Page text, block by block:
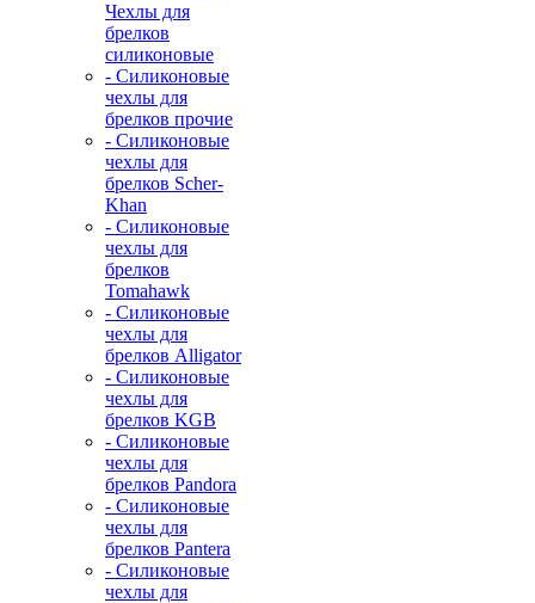
Чехлы для
брелков
силиконовые
- Силиконовые
чехлы для
брелков прочие
- Силиконовые
чехлы для
брелков Scher-
Khan
- Силиконовые
чехлы для
брелков
Tomahawk
- Силиконовые
чехлы для
брелков Alligator
- Силиконовые
чехлы для
брелков KGB
- Силиконовые
чехлы для
брелков Pandora
- Силиконовые
чехлы для
брелков Pantera
- Силиконовые
чехлы для